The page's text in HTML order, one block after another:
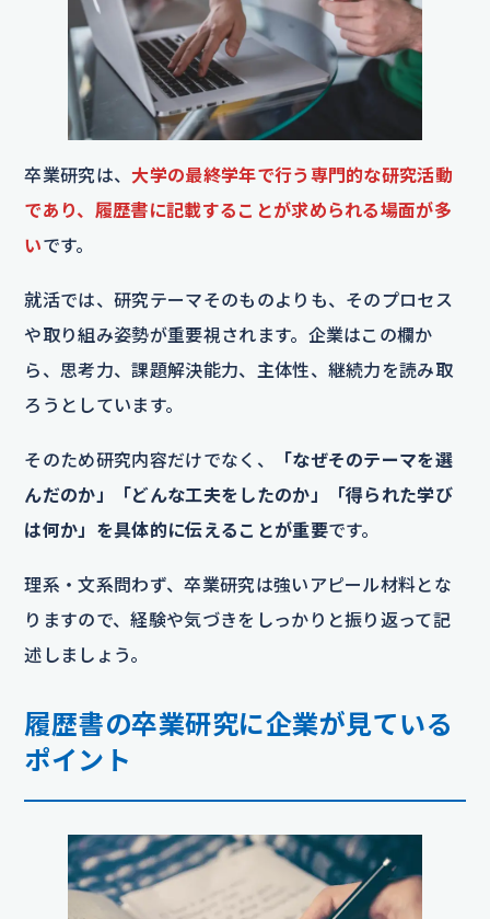
卒業研究は、 大学の最終学年で行う専門的な研究活動
であり、履歴書に記載することが求められる場面が多
いです。
就活では、研究テーマそのものよりも、そのプロセス
や取り組み姿勢が重要視されます。企業はこの欄か
ら、思考力、課題解決能力、主体性、継続力を読み取
ろうとしています。
そのため研究内容だけでなく、
「なぜそのテーマを選
んだのか」「どんな工夫をしたのか」「得られた学び
は何か」を具体的に伝えることが重要です。
理系・文系問わず、卒業研究は強いアピール材料とな
りますので、経験や気づきをしっかりと振り返って記
述しましょう。
履歴書の卒業研究に企業が見ている
ポイント